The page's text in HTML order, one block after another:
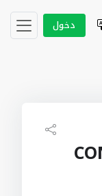
دخول